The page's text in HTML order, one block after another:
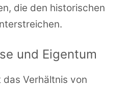
die den historischen
und Eigentum
das Verhältnis von